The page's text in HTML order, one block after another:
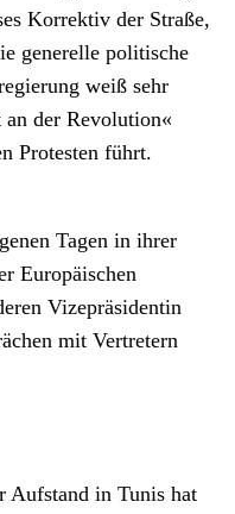
Korrektiv der Straße,
generelle politische
weiß sehr
an der Revolution«
Protesten führt.
Tagen in ihrer
Europäischen
Vizepräsidentin
mit Vertretern
Aufstand in Tunis hat